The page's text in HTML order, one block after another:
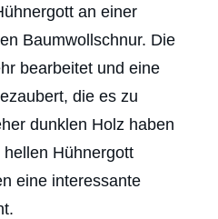
an einer
Baumwollschnur. Die
bearbeitet und eine
die es zu
dunklen Holz haben
Hühnergott
eine interessante